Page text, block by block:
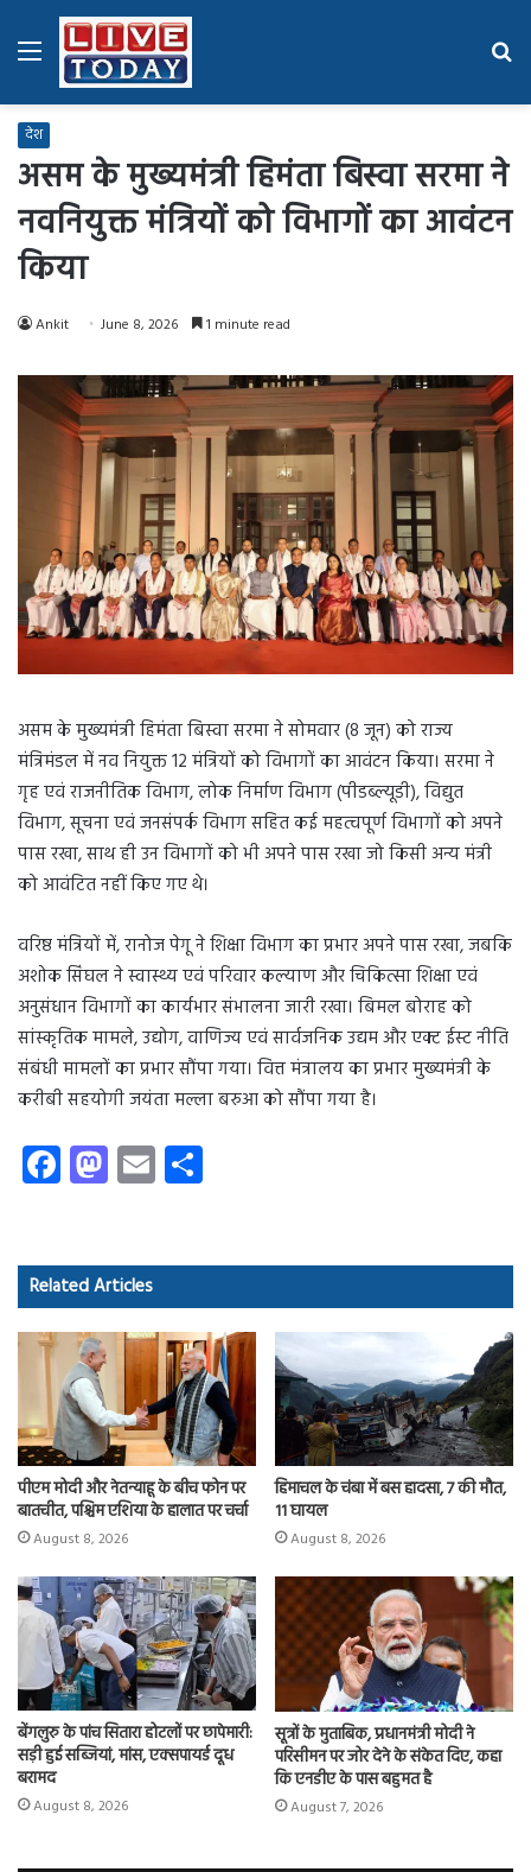
Menu
देश
असम के मुख्यमंत्री हिमंता बिस्वा सरमा ने
नवनियुक्त मंत्रियों को विभागों का आवंटन
किया
Ankit June 8, 2026 1 minute read
असम के मुख्यमंत्री हिमंता बिस्वा सरमा ने सोमवार (8 जून) को राज्य
मंत्रिमंडल में नव नियुक्त 12 मंत्रियों को विभागों का आवंटन किया। सरमा ने
गृह एवं राजनीतिक विभाग, लोक निर्माण विभाग (पीडब्ल्यूडी), विद्युत
विभाग, सूचना एवं जनसंपर्क विभाग सहित कई महत्वपूर्ण विभागों को अपने
पास रखा, साथ ही उन विभागों को भी अपने पास रखा जो किसी अन्य मंत्री
को आवंटित नहीं किए गए थे।
वरिष्ठ मंत्रियों में, रानोज पेगू ने शिक्षा विभाग का प्रभार अपने पास रखा, जबकि
अशोक सिंघल ने स्वास्थ्य एवं परिवार कल्याण और चिकित्सा शिक्षा एवं
अनुसंधान विभागों का कार्यभार संभालना जारी रखा। बिमल बोराह को
सांस्कृतिक मामले, उद्योग, वाणिज्य एवं सार्वजनिक उद्यम और एक्ट ईस्ट नीति
संबंधी मामलों का प्रभार सौंपा गया। वित्त मंत्रालय का प्रभार मुख्यमंत्री के
करीबी सहयोगी जयंता मल्ला बरुआ को सौंपा गया है।
Fa
ce
o
ok
M
as
d
o
n
E
m
Related Articles
पीएम मोदी और नेतन्याहू के बीच फोन पर
बातचीत, पश्चिम एशिया के हालात पर चर्चा
August 8, 2026
हिमाचल के चंबा में बस हादसा, 7 की मौत,
11 घायल
August 8, 2026
बेंगलुरु के पांच सितारा होटलों पर छापेमारी:
सड़ी हुई सब्जियां, मांस, एक्सपायर्ड दूध
बरामद
August 8, 2026
सूत्रों के मुताबिक, प्रधानमंत्री मोदी ने
परिसीमन पर जोर देने के संकेत दिए, कहा
कि एनडीए के पास बहुमत है
August 7, 2026